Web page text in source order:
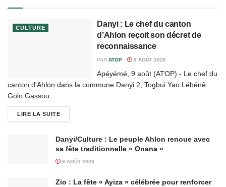
CULTURE
Danyi : Le chef du canton
d’Ahlon reçoit son décret de
reconnaissance
PAR ATOP 9 AOÛT 2026
Apéyémé, 9 août (ATOP) - Le chef du
canton d'Ahlon dans la commune Danyi 2, Togbui Yao Lébénê
Golo Gassou...
LIRE LA SUITE
Danyi/Culture : Le peuple Ahlon renoue avec
sa fête traditionnelle « Onana »
9 AOÛT 2026
Zio : La fête « Ayiza » célébrée pour renforcer